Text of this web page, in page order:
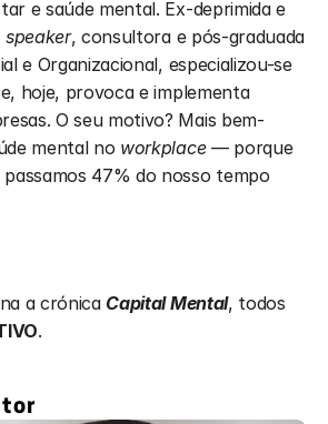
e saúde mental. Ex-deprimida e
speaker, consultora e pós-graduada
e Organizacional, especializou-se
hoje, provoca e implementa
O seu motivo? Mais bem-
mental no workplace — porque
47% do nosso tempo
a crónica Capital Mental, todos
.